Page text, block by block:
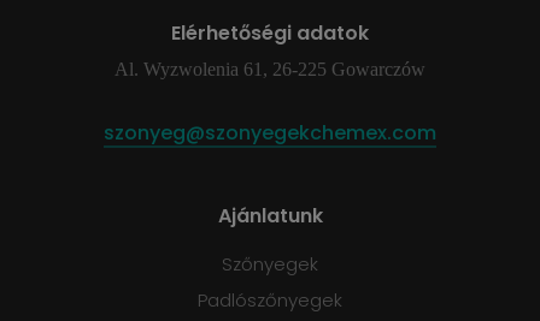
Elérhetőségi adatok
Al. Wyzwolenia 61, 26-225 Gowarczów
szonyeg@szonyegekchemex.com
Ajánlatunk
Szőnyegek
Padlószőnyegek